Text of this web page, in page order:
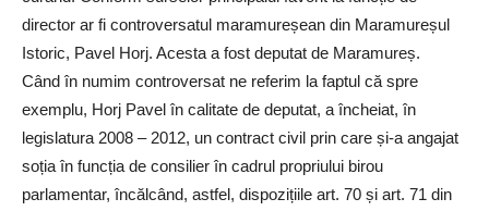
director ar fi controversatul maramureșean din Maramureșul
Istoric, Pavel Horj. Acesta a fost deputat de Maramureș.
Când în numim controversat ne referim la faptul că spre
exemplu, Horj Pavel în calitate de deputat, a încheiat, în
legislatura 2008 – 2012, un contract civil prin care și-a angajat
soția în funcția de consilier în cadrul propriului birou
parlamentar, încălcând, astfel, dispozițiile art. 70 și art. 71 din